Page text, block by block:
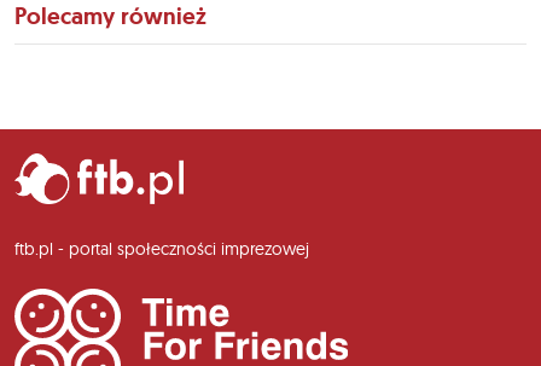
Polecamy również
ftb.pl - portal społeczności imprezowej